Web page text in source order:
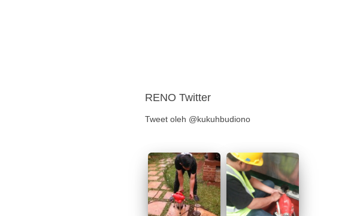
RENO Twitter
Tweet oleh @kukuhbudiono